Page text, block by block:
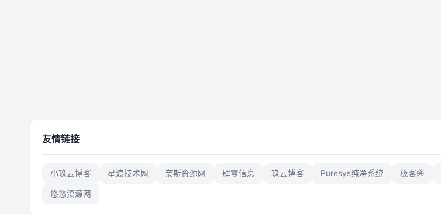
友情链接
小玖云博客 星渡技术网 奈斯资源网 肆零信息 玖云博客 Puresys纯净系统 极客酱
悠悠资源网